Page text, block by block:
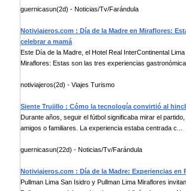
guernicasun(2d) - Noticias/Tv/Farándula
Notiviajeros.com : Día de la Madre en Miraflores:
celebrar a mamá
Este Día de la Madre, el Hotel Real InterContinental
Miraflores: Estas son las tres experiencias
notiviajeros(2d) - Viajes Turismo
Siente Trujillo : Cómo la tecnología convirtió al
Durante años, seguir el fútbol significaba mirar el
amigos o familiares. La experiencia estaba centrada c...
guernicasun(22d) - Noticias/Tv/Farándula
Notiviajeros.com : Día de la Madre: Experiencias en
Pullman Lima San Isidro y Pullman Lima Miraflores